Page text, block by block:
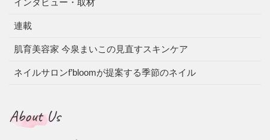
インタビュー・取材
連載
肌育美容家 今泉まいこの見直すスキンケア
ネイルサロンf’bloomが提案する季節のネイル
About Us